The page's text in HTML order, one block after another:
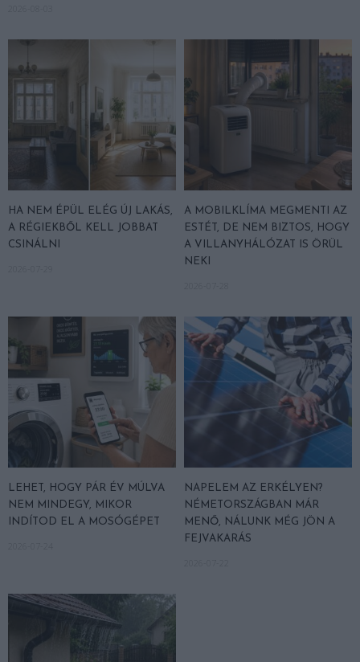
HA NEM ÉPÜL ELÉG ÚJ LAKÁS,
A RÉGIEKBŐL KELL JOBBAT
CSINÁLNI
A MOBILKLÍMA MEGMENTI AZ
ESTÉT, DE NEM BIZTOS, HOGY
A VILLANYHÁLÓZAT IS ÖRÜL
NEKI
LEHET, HOGY PÁR ÉV MÚLVA
NEM MINDEGY, MIKOR
INDÍTOD EL A MOSÓGÉPET
NAPELEM AZ ERKÉLYEN?
NÉMETORSZÁGBAN MÁR
MENŐ, NÁLUNK MÉG JÖN A
FEJVAKARÁS